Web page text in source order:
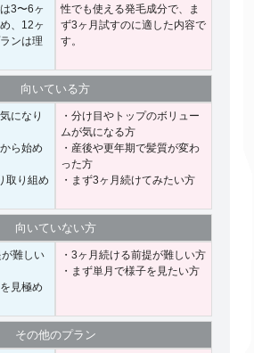
3〜6ヶ
、12ヶ
ンは理
性でも使える発毛成分で、ま
ず3ヶ月試すのに適した内容で
す。
向いている方
になり
ら始め
取り組め
・分け目やトップのボリュー
ムが気になる方
・産後や更年期で髪質が変わ
った方
・まず3ヶ月続けてみたい方
向いていない方
が難しい
見極め
・3ヶ月続ける前提が難しい方
・まず単月で様子を見たい方
その他のプラン